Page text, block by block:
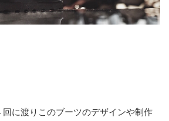
回に渡りこのブーツのデザインや制作